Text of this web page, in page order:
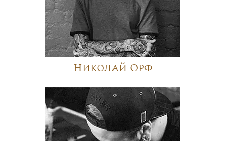
Николай Орф